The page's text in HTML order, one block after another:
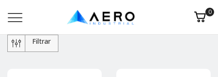
0
Filtrar